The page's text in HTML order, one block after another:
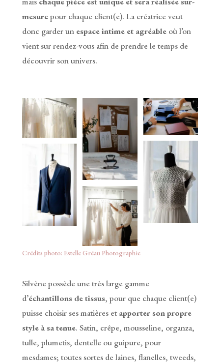
mesurepour chaque client(e). La créatrice veut
donc garder un espace intime et agréable où l’on
vient sur rendez-vous afin de prendre le temps de
découvrir son univers.
Crédits photo: Estelle Gréau Photographie
Silvène possède une très large gamme
d’échantillons de tissus, pour que chaque client(e)
puisse choisir ses matières et apporter son propre
style à sa tenue. Satin, crêpe, mousseline, organza,
tulle, plumetis, dentelle ou guipure, pour
mesdames; toutes sortes de laines, flanelles, tweeds,